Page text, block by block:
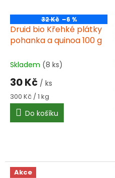
32 Kč –6 %
Druid bio Křehké plátky
pohanka a quinoa 100 g
Skladem (8 ks)
30 Kč / ks
Měrná
cena:
300 Kč / 1 kg
Do košíku
Akce